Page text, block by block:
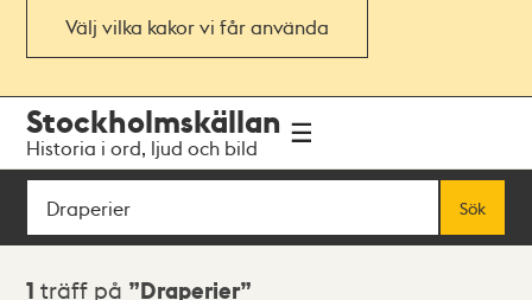
Välj vilka kakor vi får använda
navigationen
huvudinnehållet
Stockholmskällan
Historia i ord, ljud och bild
Sök
Sök
Sökresultat
1 träff på Draperier